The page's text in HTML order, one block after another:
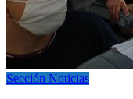
Sección Noticias